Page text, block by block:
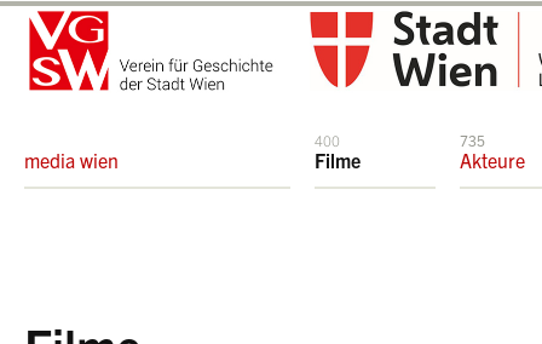
media wien
400
Filme
735
Akteure